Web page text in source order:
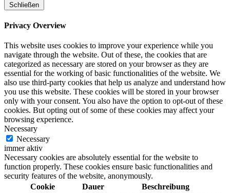
Schließen
Privacy Overview
This website uses cookies to improve your experience while you
navigate through the website. Out of these, the cookies that are
categorized as necessary are stored on your browser as they are
essential for the working of basic functionalities of the website. We
also use third-party cookies that help us analyze and understand how
you use this website. These cookies will be stored in your browser
only with your consent. You also have the option to opt-out of these
cookies. But opting out of some of these cookies may affect your
browsing experience.
Necessary
Necessary
immer aktiv
Necessary cookies are absolutely essential for the website to
function properly. These cookies ensure basic functionalities and
security features of the website, anonymously.
Cookie
Dauer Beschreibung